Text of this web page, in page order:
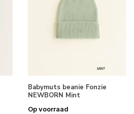
Babymuts beanie Fonzie
NEWBORN Mint
Op voorraad